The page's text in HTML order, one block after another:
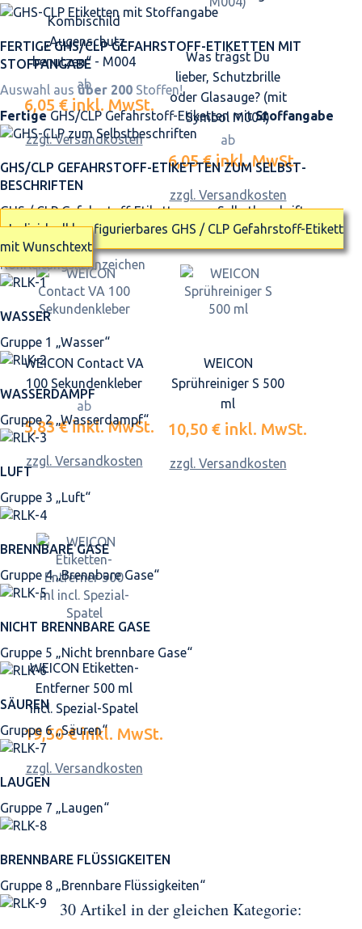
FERTIGE GHS/CLP GEFAHRSTOFF-ETIKETTEN MIT
STOFFANGABE
Auswahl aus über 200 Stoffen!
FertigeGHS/CLP Gefahrstoff-Etiketten mitStoffangabe
GHS/CLP GEFAHRSTOFF-ETIKETTEN ZUM SELBST­
BESCHRIFTEN
GHS / CLP Gefahrstoff-Etiketten zum Selbstbeschriften
Individuell konfigurierbares GHS / CLP Gefahrstoff-Etikett
mit Wunschtext
Rohrleitungskennzeichen
WASSER
Gruppe 1 „Wasser“
WASSERDAMPF
Gruppe 2 „Wasserdampf“
LUFT
Gruppe 3 „Luft“
BRENNBARE GASE
Gruppe 4 „Brennbare Gase“
NICHT BRENNBARE GASE
Gruppe 5 „Nicht brennbare Gase“
SÄUREN
Gruppe 6 „Säuren“
LAUGEN
Gruppe 7 „Laugen“
BRENNBARE FLÜSSIGKEITEN
Gruppe 8 „Brennbare Flüssigkeiten“
Kombischild
„Augenschutz
benutzen“ - M004
ab
6,05 € inkl. MwSt.
zzgl. Versandkosten
Was trägst Du
lieber, Schutzbrille
oder Glasauge? (mit
Symbol M004)
ab
6,05 €inkl. MwSt.
zzgl. Versandkosten
WEICON Contact VA
100 Sekundenkleber
ab
5,83 €inkl. MwSt.
zzgl. Versandkosten
WEICON
Sprühreiniger S 500
ml
10,50 € inkl. MwSt.
zzgl. Versandkosten
WEICON Etiketten-
Entferner 500 ml
incl. Spezial-Spatel
19,50 €inkl. MwSt.
zzgl. Versandkosten
30 Artikel in der gleichen Kategorie: